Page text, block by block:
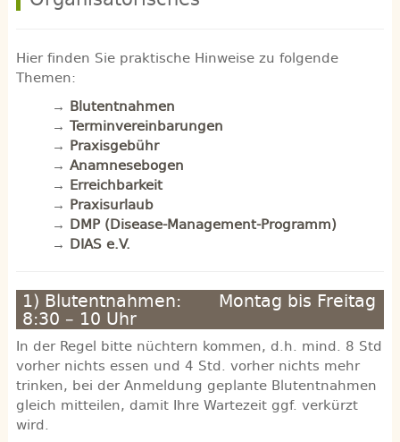
Hier finden Sie praktische Hinweise zu folgende
Themen:
→ Blutentnahmen
→ Terminvereinbarungen
→ Praxisgebühr
→ Anamnesebogen
→ Erreichbarkeit
→ Praxisurlaub
→ DMP (Disease-Management-Programm)
→ DIAS e.V.
1) Blutentnahmen: Montag bis Freitag
8:30 – 10 Uhr
In der Regel bitte nüchtern kommen, d.h. mind. 8 Std
vorher nichts essen und 4 Std. vorher nichts mehr
trinken, bei der Anmeldung geplante Blutentnahmen
gleich mitteilen, damit Ihre Wartezeit ggf. verkürzt
wird.